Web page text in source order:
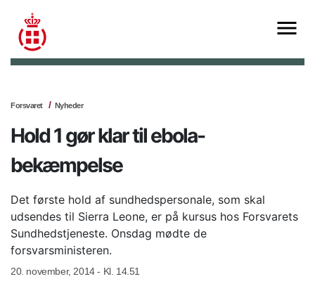
Forsvaret Nyheder
Hold 1 gør klar til ebola-
bekæmpelse
Det første hold af sundhedspersonale, som skal
udsendes til Sierra Leone, er på kursus hos Forsvarets
Sundhedstjeneste. Onsdag mødte de
forsvarsministeren.
20. november, 2014 - Kl. 14.51